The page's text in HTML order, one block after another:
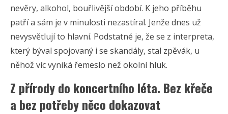
nevěry, alkohol, bouřlivější období. K jeho příběhu
patří a sám je v minulosti nezastíral. Jenže dnes už
nevysvětlují to hlavní. Podstatné je, že se z interpreta,
který býval spojovaný i se skandály, stal zpěvák, u
něhož víc vyniká řemeslo než okolní hluk.
Z přírody do koncertního léta. Bez křeče
a bez potřeby něco dokazovat